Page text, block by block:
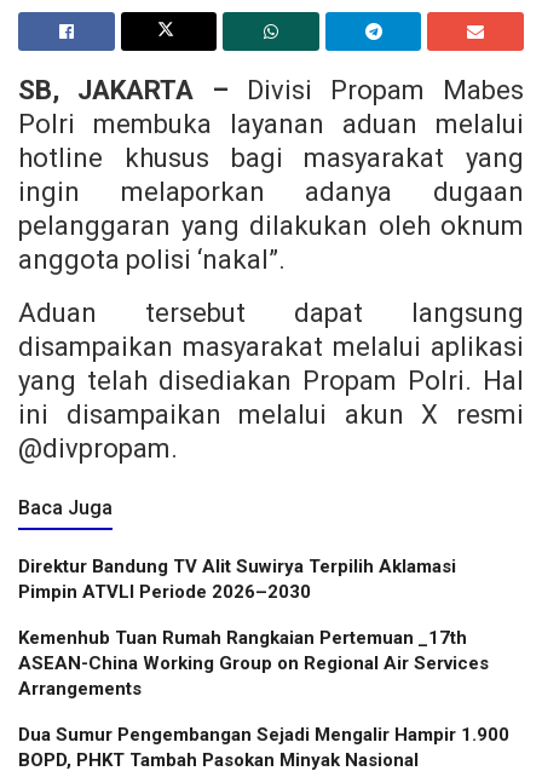
SB, JAKARTA – Divisi Propam Mabes
Polri membuka layanan aduan melalui
hotline khusus bagi masyarakat yang
ingin melaporkan adanya dugaan
pelanggaran yang dilakukan oleh oknum
anggota polisi ‘nakal”.
Aduan tersebut dapat langsung
disampaikan masyarakat melalui aplikasi
yang telah disediakan Propam Polri. Hal
ini disampaikan melalui akun X resmi
@divpropam.
Baca Juga
Direktur Bandung TV Alit Suwirya Terpilih Aklamasi
Pimpin ATVLI Periode 2026–2030
Kemenhub Tuan Rumah Rangkaian Pertemuan _17th
ASEAN-China Working Group on Regional Air Services
Arrangements
Dua Sumur Pengembangan Sejadi Mengalir Hampir 1.900
BOPD, PHKT Tambah Pasokan Minyak Nasional